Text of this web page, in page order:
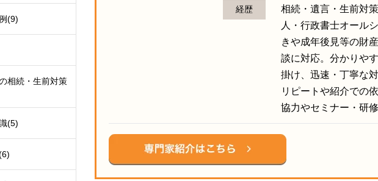
経歴
相続・遺言・生前対
人・行政書士オール
きや成年後見等の財
談に対応。分かりや
掛け、迅速・丁寧な
リピートや紹介での
協力やセミナー・研
(9)
相続・生前対策
(5)